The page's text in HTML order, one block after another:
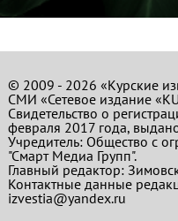
© 2009 - 2026 «Курские
СМИ «Сетевое издание
Свидетельство о
февраля 2017 года,
Учредитель: Общество с
"Смарт Медиа Групп".
Главный редактор:
Контактные данные
izvestia@yandex.ru